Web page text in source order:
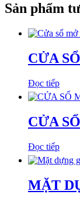
Sản phẩm
CỬA
Đọc tiếp
CỬA
Đọc tiếp
MẶT